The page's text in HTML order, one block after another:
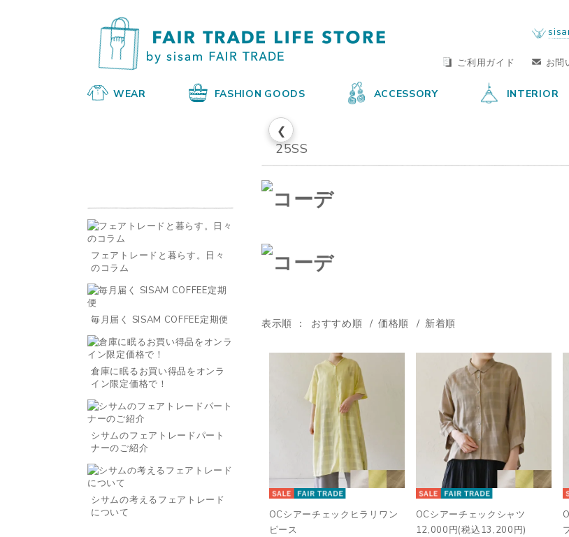
by sisam
ご利用ガイド お問
WEAR FASHION GOODS ACCESSORY INTERIOR
❮
25SS
表示順 おすすめ順 価格順 新着順
OCシアーチェックヒラリワン
ピース
OCシアーチェックシャツ
12,000円(税込13,200円)
フェアトレードと暮らす。日々
のコラム
毎月届く SISAM COFFEE定期便
倉庫に眠るお買い得品をオンラ
イン限定価格で！
シサムのフェアトレードパート
ナーのご紹介
シサムの考えるフェアトレード
について